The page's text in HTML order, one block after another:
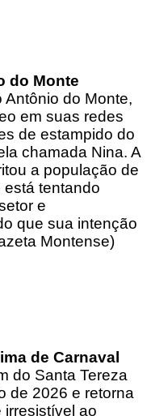
do Monte
Antônio do Monte,
em suas redes
de estampido do
chamada Nina. A
a população de
está tentando
e
que sua intenção
Montense)
de Carnaval
do Santa Tereza
de 2026 e retorna
irresistível ao